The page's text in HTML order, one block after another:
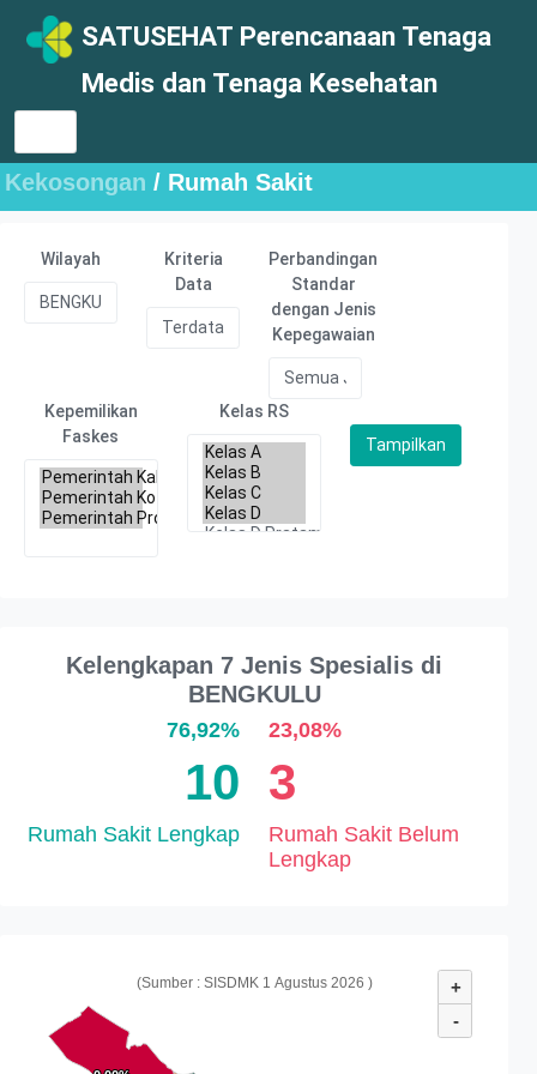
SATUSEHAT Perencanaan Tenaga
Medis dan Tenaga Kesehatan
Kekosongan / Rumah Sakit
Wilayah
Kriteria
Data
Perbandingan
Standar
dengan Jenis
Kepegawaian
Kepemilikan
Faskes
Kelas RS
Kelengkapan 7 Jenis Spesialis di
BENGKULU
76,92%
10
Rumah Sakit Lengkap
23,08%
3
Rumah Sakit Belum
Lengkap
(Sumber : SISDMK 1 Agustus 2026 )
+
-